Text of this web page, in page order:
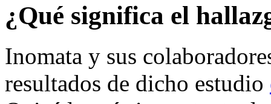
¿Qué significa el
Inomata y sus
resultados de dicho estudio